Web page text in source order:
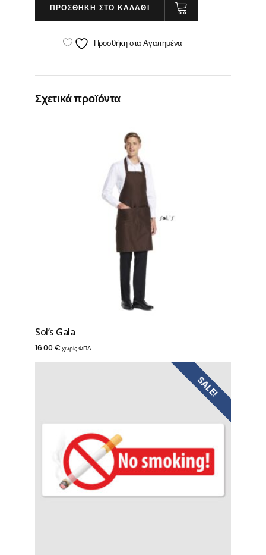
quantity
ΠΡΟΣΘΗΚΗ ΣΤΟ ΚΑΛΑΘΙ
Προσθήκη στα Αγαπημένα
Σχετικά προϊόντα
Sol’s Gala
16.00 € χωρίς ΦΠΑ
SALE!